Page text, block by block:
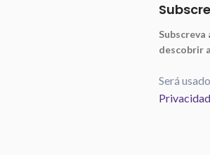
descobrir
Será